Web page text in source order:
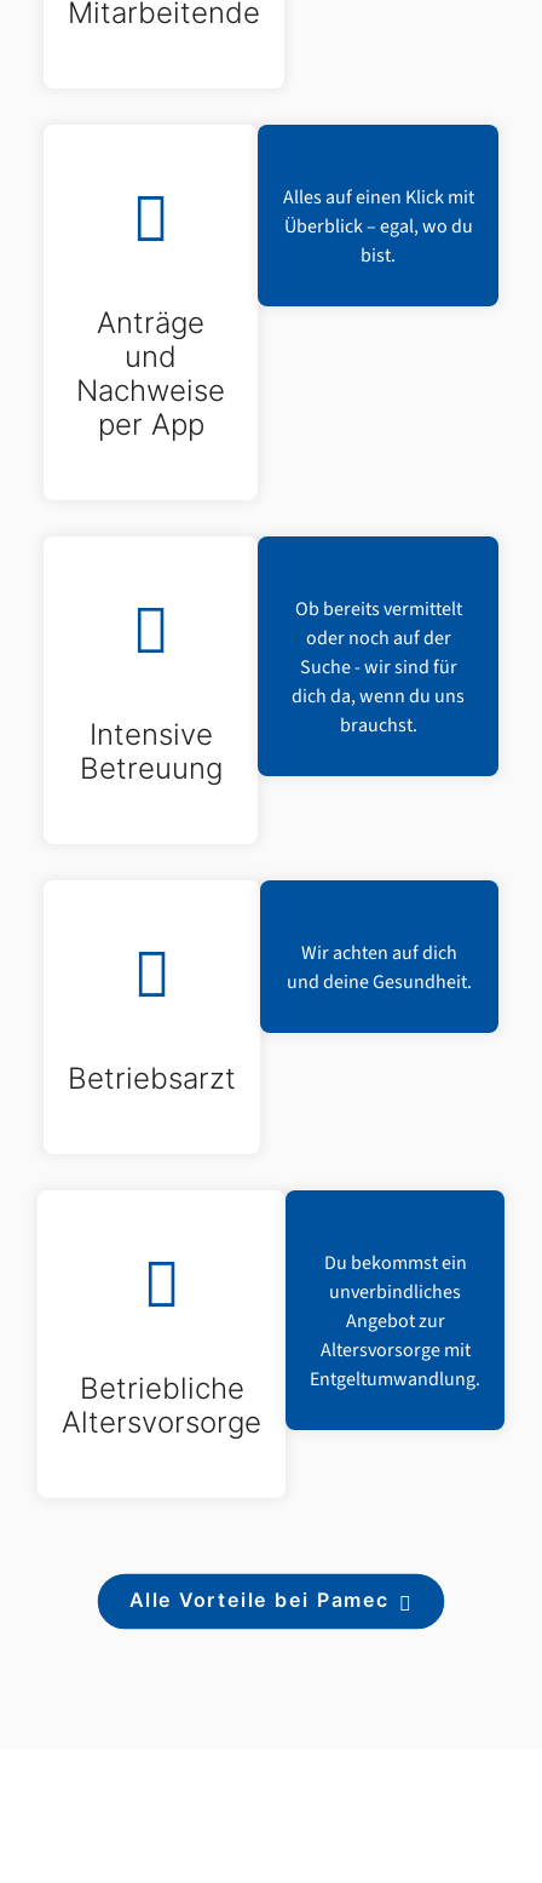
Mitarbeitende
Anträge
und
Nachweise
per App
Alles auf einen Klick mit
Überblick – egal, wo du
bist.
Intensive
Betreuung
Ob bereits vermittelt
oder noch auf der
Suche - wir sind für
dich da, wenn du uns
brauchst.
Betriebsarzt
Wir achten auf dich
und deine Gesundheit.
Betriebliche
Altersvorsorge
Du bekommst ein
unverbindliches
Angebot zur
Altersvorsorge mit
Entgeltumwandlung.
Alle Vorteile bei Pamec